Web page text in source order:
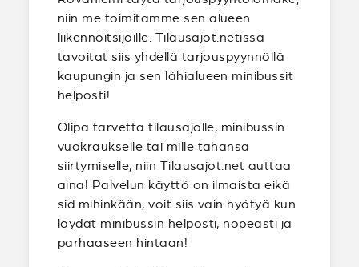
niin me toimitamme sen alueen
liikennöitsijöille. Tilausajot.netissä
tavoitat siis yhdellä tarjouspyynnöllä
kaupungin ja sen lähialueen minibussit
helposti!
Olipa tarvetta tilausajolle, minibussin
vuokraukselle tai mille tahansa
siirtymiselle, niin Tilausajot.net auttaa
aina! Palvelun käyttö on ilmaista eikä
sid mihinkään, voit siis vain hyötyä kun
löydät minibussin helposti, nopeasti ja
parhaaseen hintaan!